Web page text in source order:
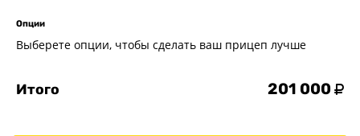
Опции
Выберете опции, чтобы сделать ваш прицеп лучше
Итого 201 000